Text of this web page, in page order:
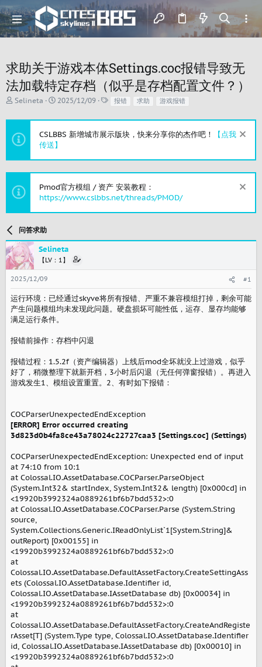
求助关于游戏本体Settings.coc报错导致无
法加载特定存档（似乎是存档配置文件？）
主
发
人
Selineta
开
时
2025/12/09
标报错 求助 游戏报错
CSLBBS 新增城市展示版块，快来分享你的杰作吧！
【点我
传送】
Pmod官方模组 / 资产 安装教程：
https://www.cslbbs.net/threads/PMOD/
问答求助
Selineta
【LV：1】
2025/12/09 #1
运行环境：已经通过skyve将所有报错、严重不兼容模组打掉，剩余可能
产生问题模组均未发现此问题。硬盘损坏可能性低，运存、显存均能够
满足运行条件。
报错前操作：存档中闪退
报错过程：1.5.2f（资产编辑器）上线后mod全坏就没上过游戏，似乎
好了，稍微整理下就新开档，3小时后闪退（无任何弹窗报错）。再进入
游戏发生1、模组设置重置。2、有时如下报错：
COCParserUnexpectedEndException
[ERROR] Error occurred creating
3d823d0b4fa8ce43a78024c22727caa3 [Settings.coc] (Settings)
COCParserUnexpectedEndException: Unexpected end of input
at 74:10 from 10:1
at Colossal.IO.AssetDatabase.COCParser.ParseObject
(System.Int32& startIndex, System.Int32& length) [0x000cd] in
<19920b3992324a0889261bf6b7bdd532>:0
at Colossal.IO.AssetDatabase.COCParser.Parse (System.String
source,
System.Collections.Generic.IReadOnlyList`1[System.String]&
outReport) [0x00155] in
<19920b3992324a0889261bf6b7bdd532>:0
at
Colossal.IO.AssetDatabase.DefaultAssetFactory.CreateSettingAss
ets (Colossal.IO.AssetDatabase.Identifier id,
Colossal.IO.AssetDatabase.IAssetDatabase db) [0x00034] in
<19920b3992324a0889261bf6b7bdd532>:0
at
Colossal.IO.AssetDatabase.DefaultAssetFactory.CreateAndRegiste
rAsset[T] (System.Type type, Colossal.IO.AssetDatabase.Identifier
id, Colossal.IO.AssetDatabase.IAssetDatabase db) [0x00010] in
<19920b3992324a0889261bf6b7bdd532>:0